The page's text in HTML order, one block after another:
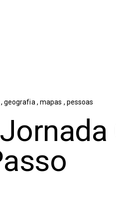
, geografia , mapas , pessoas